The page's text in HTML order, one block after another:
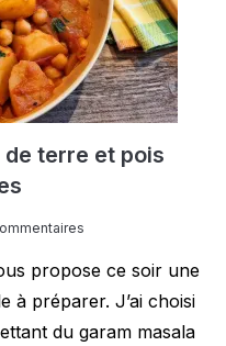
terre et pois
propose ce soir une
à préparer. J’ai choisi
du garam masala